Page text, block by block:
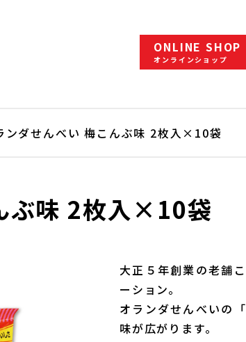
ONLINE SHOP
オンラインショップ
ンダせんべい 梅こんぶ味 2枚入×10袋
ぶ味 2枚入×10袋
大正５年創業の老舗
ーション。
オランダせんべいの
味が広がります。